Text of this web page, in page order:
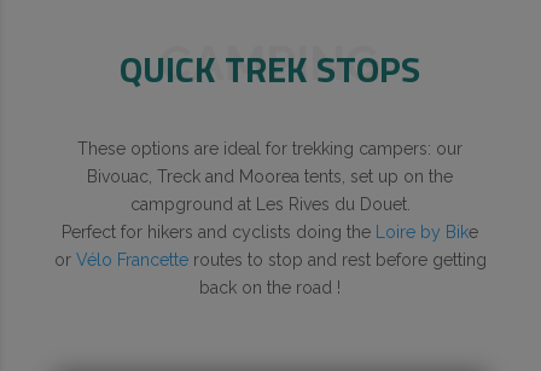
QUICK TREK STOPS
CAMPING
These options are ideal for trekking campers: our
Bivouac, Treck and Moorea tents, set up on the
campground at Les Rives du Douet.
Perfect for hikers and cyclists doing the Loire by Bike
or Vélo Francetteroutes to stop and rest before getting
back on the road !